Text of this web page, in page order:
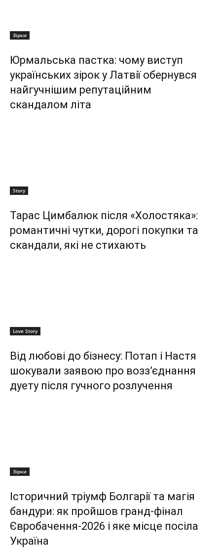
Зірки
Юрмальська пастка: чому виступ
українських зірок у Латвії обернувся
найгучнішим репутаційним
скандалом літа
Story
Тарас Цимбалюк після «Холостяка»:
романтичні чутки, дорогі покупки та
скандали, які не стихають
Love Story
Від любові до бізнесу: Потап і Настя
шокували заявою про возз’єднання
дуету після гучного розлучення
Зірки
Історичний тріумф Болгарії та магія
бандури: як пройшов гранд-фінал
Євробачення-2026 і яке місце посіла
Україна